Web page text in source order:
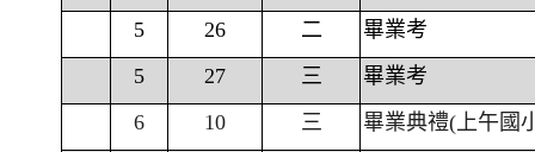
5
26 二
畢業考
5
27 三
畢業考
6
10 三
畢業典禮(上午國